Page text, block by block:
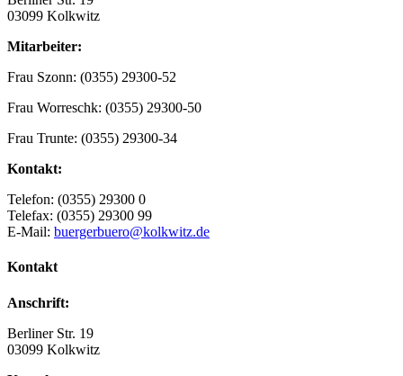
03099 Kolkwitz
Mitarbeiter:
Frau Szonn: (0355) 29300-52
Frau Worreschk: (0355) 29300-50
Frau Trunte: (0355) 29300-34
Kontakt:
Telefon: (0355) 29300 0
Telefax: (0355) 29300 99
E-Mail: buergerbuero@kolkwitz.de
Kontakt
Anschrift:
Berliner Str. 19
03099 Kolkwitz